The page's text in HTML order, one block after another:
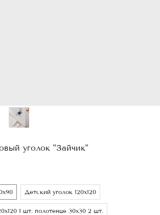
уголок "Зайчик"
Детский уголок 120х120
1 шт. полотенце 30х30 2 шт.